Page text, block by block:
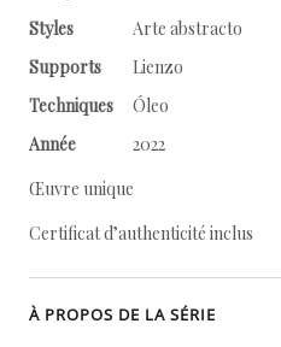
Styles
Arte abstracto
Supports
Lienzo
Techniques
Óleo
Année
2022
Œuvre unique
Certificat d’authenticité inclus
À PROPOS DE LA SÉRIE